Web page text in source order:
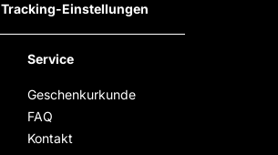
Tracking-Einstellungen
Service
Geschenkurkunde
FAQ
Kontakt